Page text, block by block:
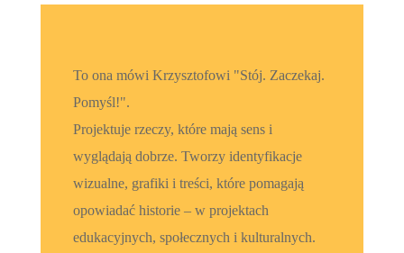
To ona mówi Krzysztofowi "Stój. Zaczekaj.
Pomyśl!".
Projektuje rzeczy, które mają sens i
wyglądają dobrze. Tworzy identyfikacje
wizualne, grafiki i treści, które pomagają
opowiadać historie – w projektach
edukacyjnych, społecznych i kulturalnych.